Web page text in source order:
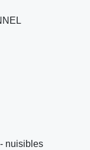
nuisibles